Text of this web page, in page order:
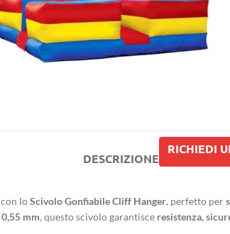
DESCRIZIONE
RICHIEDI
loScivolo Gonfiabile Cliff Hanger, perfetto per
mm, questo scivolo garantisce resistenza,